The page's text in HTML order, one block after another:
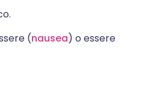
(nausea) o essere